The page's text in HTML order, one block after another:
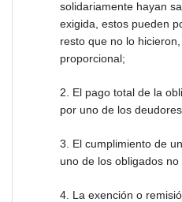
solidariamente hayan
exigida, estos pueden
resto que no lo
proporcional;
2. El pago total de la
por uno de los
3. El cumplimiento de
uno de los obligados
4. La exención o